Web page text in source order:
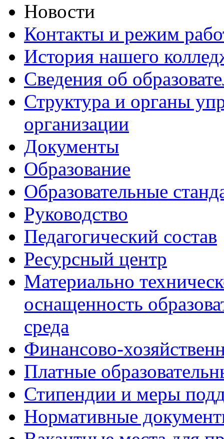
Новости
Контакты и режим
История нашего
Сведения об
Структура и органы
организации
Документы
Образование
Образовательные
Руководство
Педагогический состав
Ресурсный центр
Материально
оснащенность
среда
Финансово-
Платные
Стипендии и меры
Нормативные